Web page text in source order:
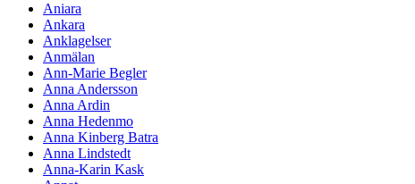
Aniara
Ankara
Anklagelser
Anmälan
Ann-Marie Begler
Anna Andersson
Anna Ardin
Anna Hedenmo
Anna Kinberg Batra
Anna Lindstedt
Anna-Karin Kask